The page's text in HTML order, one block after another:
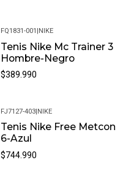
FQ1831-001 |NIKE
Tenis Nike Mc Trainer 3
Hombre-Negro
$389.990
FJ7127-403|NIKE
Tenis Nike Free Metcon
6-Azul
$744.990